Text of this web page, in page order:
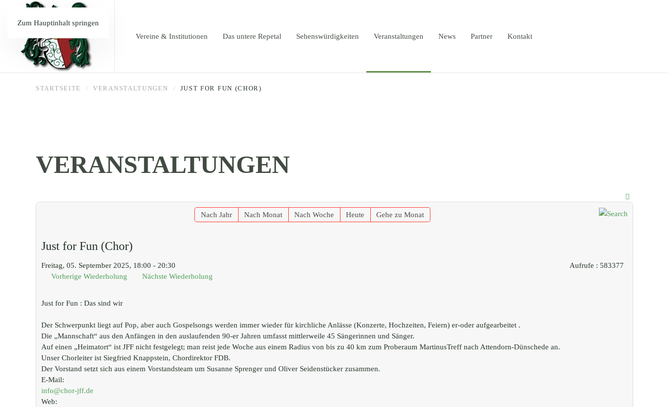
Zum Hauptinhalt springen
Vereine & Institutionen
Das untere Repetal Sehenswürdigkeiten Veranstaltungen News Partner Kontakt
STARTSEITE VERANSTALTUNGEN JUST FOR FUN (CHOR)
VERANSTALTUNGEN
Nach Jahr Nach Monat Nach Woche Heute Gehe zu Monat
Just for Fun (Chor)
Freitag, 05. September 2025, 18:00 - 20:30
Vorherige Wiederholung
Nächste Wiederholung
Aufrufe : 583377
Just for Fun : Das sind wir
Der Schwerpunkt liegt auf Pop, aber auch Gospelsongs werden immer wieder für kirchliche Anlässe (Konzerte, Hochzeiten, Feiern) er-oder aufgearbeitet .
Die „Mannschaft“ aus den Anfängen in den auslaufenden 90-er Jahren umfasst mittlerweile 45 Sängerinnen und Sänger.
Auf einen „Heimatort“ ist JFF nicht festgelegt; man reist jede Woche aus einem Radius von bis zu 40 km zum Proberaum MartinusTreff nach Attendorn-Dünschede an.
Unser Chorleiter ist Siegfried Knappstein, Chordirektor FDB.
Der Vorstand setzt sich aus einem Vorstandsteam um Susanne Sprenger und Oliver Seidenstücker zusammen.
E-Mail:
info@chor-jff.de
Web: